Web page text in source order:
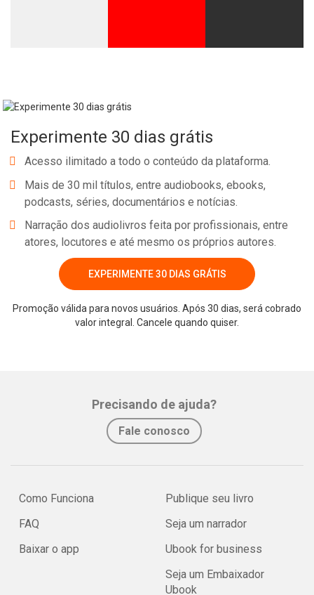
Experimente 30 dias grátis
Acesso ilimitado a todo o conteúdo da plataforma.
Mais de 30 mil títulos, entre audiobooks, ebooks,
podcasts, séries, documentários e notícias.
Narração dos audiolivros feita por profissionais, entre
atores, locutores e até mesmo os próprios autores.
EXPERIMENTE 30 DIAS GRÁTIS
Promoção válida para novos usuários. Após 30 dias, será cobrado
valor integral. Cancele quando quiser.
Precisando de ajuda?
Fale conosco
Como Funciona
FAQ
Baixar o app
Publique seu livro
Seja um narrador
Ubook for business
Seja um Embaixador
Ubook